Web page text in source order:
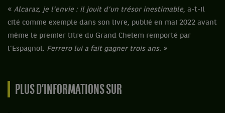
« Alcaraz, je l’envie : il jouit d’un trésor inestimable, a-t-il
cité comme exemple dans son livre, publié en mai 2022 avant
même le premier titre du Grand Chelem remporté par
l’Espagnol. Ferrero lui a fait gagner trois ans. »
PLUS D’INFORMATIONS SUR